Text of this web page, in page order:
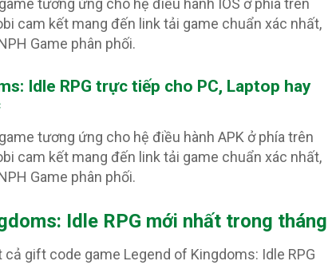
tương ứng cho hệ điều hành IOS ở phía trên
cam kết mang đến link tải game chuẩn xác nhất,
Game phân phối.
Idle RPG trực tiếp cho PC, Laptop hay
tương ứng cho hệ điều hành APK ở phía trên
cam kết mang đến link tải game chuẩn xác nhất,
Game phân phối.
Idle RPG mới nhất trong tháng
gift code game Legend of Kingdoms: Idle RPG